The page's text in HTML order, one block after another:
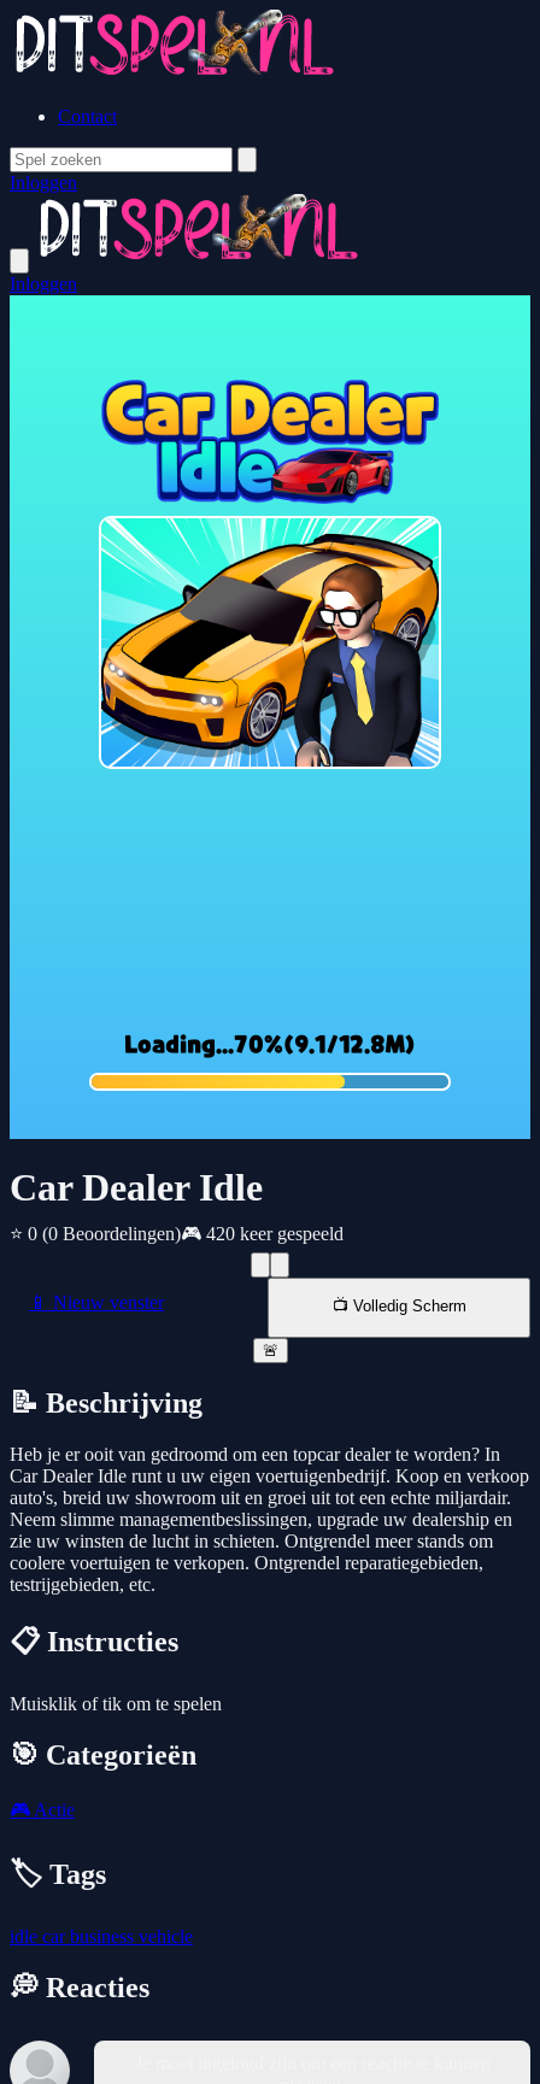
Contact
Inloggen
Inloggen
Car Dealer Idle
⭐ 0 (0 Beoordelingen)🎮 420 keer gespeeld
📱 Nieuw venster 📺 Volledig Scherm
🚨
📝 Beschrijving
Heb je er ooit van gedroomd om een topcar dealer te worden? In
Car Dealer Idle runt u uw eigen voertuigenbedrijf. Koop en verkoop
auto's, breid uw showroom uit en groei uit tot een echte miljardair.
Neem slimme managementbeslissingen, upgrade uw dealership en
zie uw winsten de lucht in schieten. Ontgrendel meer stands om
coolere voertuigen te verkopen. Ontgrendel reparatiegebieden,
testrijgebieden, etc.
📋 Instructies
Muisklik of tik om te spelen
🎯 Categorieën
🎮 Actie
🏷️ Tags
idle carbusiness vehicle
💭 Reacties